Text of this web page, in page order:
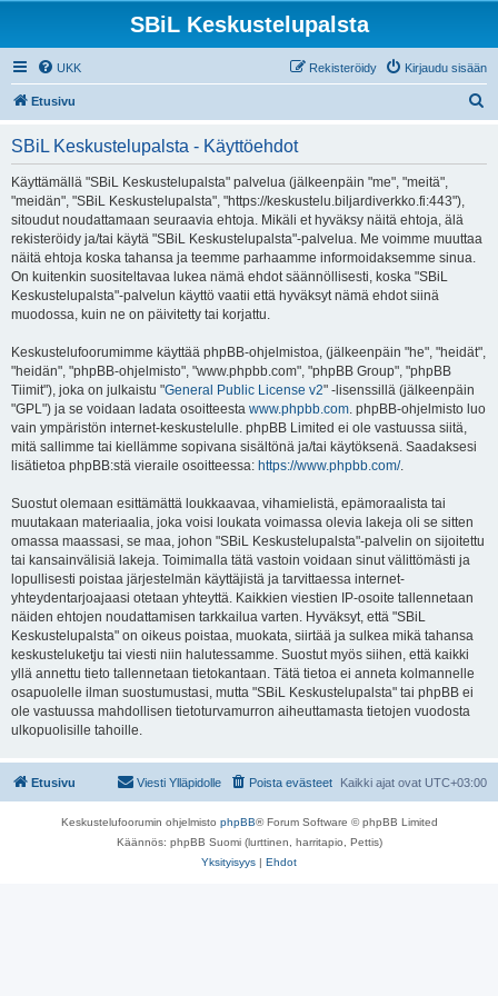
SBiL Keskustelupalsta
UKK Kirjaudu sisään
Rekisteröidy
Etusivu
SBiL Keskustelupalsta - Käyttöehdot
Käyttämällä "SBiL Keskustelupalsta" palvelua (jälkeenpäin "me", "meitä",
"meidän", "SBiL Keskustelupalsta", "https://keskustelu.biljardiverkko.fi:443"),
sitoudut noudattamaan seuraavia ehtoja. Mikäli et hyväksy näitä ehtoja, älä
rekisteröidy ja/tai käytä "SBiL Keskustelupalsta"-palvelua. Me voimme muuttaa
näitä ehtoja koska tahansa ja teemme parhaamme informoidaksemme sinua.
On kuitenkin suositeltavaa lukea nämä ehdot säännöllisesti, koska "SBiL
Keskustelupalsta"-palvelun käyttö vaatii että hyväksyt nämä ehdot siinä
muodossa, kuin ne on päivitetty tai korjattu.
Keskustelufoorumimme käyttää phpBB-ohjelmistoa, (jälkeenpäin "he", "heidät",
"heidän", "phpBB-ohjelmisto", "www.phpbb.com", "phpBB Group", "phpBB
Tiimit"), joka on julkaistu "General Public License v2" -lisenssillä (jälkeenpäin
"GPL") ja se voidaan ladata osoitteesta www.phpbb.com. phpBB-ohjelmisto luo
vain ympäristön internet-keskustelulle. phpBB Limited ei ole vastuussa siitä,
mitä sallimme tai kiellämme sopivana sisältönä ja/tai käytöksenä. Saadaksesi
lisätietoa phpBB:stä vieraile osoitteessa: https://www.phpbb.com/.
Suostut olemaan esittämättä loukkaavaa, vihamielistä, epämoraalista tai
muutakaan materiaalia, joka voisi loukata voimassa olevia lakeja oli se sitten
omassa maassasi, se maa, johon "SBiL Keskustelupalsta"-palvelin on sijoitettu
tai kansainvälisiä lakeja. Toimimalla tätä vastoin voidaan sinut välittömästi ja
lopullisesti poistaa järjestelmän käyttäjistä ja tarvittaessa internet-
yhteydentarjoajaasi otetaan yhteyttä. Kaikkien viestien IP-osoite tallennetaan
näiden ehtojen noudattamisen tarkkailua varten. Hyväksyt, että "SBiL
Keskustelupalsta" on oikeus poistaa, muokata, siirtää ja sulkea mikä tahansa
keskusteluketju tai viesti niin halutessamme. Suostut myös siihen, että kaikki
yllä annettu tieto tallennetaan tietokantaan. Tätä tietoa ei anneta kolmannelle
osapuolelle ilman suostumustasi, mutta "SBiL Keskustelupalsta" tai phpBB ei
ole vastuussa mahdollisen tietoturvamurron aiheuttamasta tietojen vuodosta
ulkopuolisille tahoille.
Etusivu Kaikki ajat ovat UTC+03:00
Poista evästeet
Viesti Ylläpidolle
Keskustelufoorumin ohjelmisto phpBB® Forum Software © phpBB Limited
Käännös: phpBB Suomi (lurttinen, harritapio, Pettis)
Yksityisyys | Ehdot